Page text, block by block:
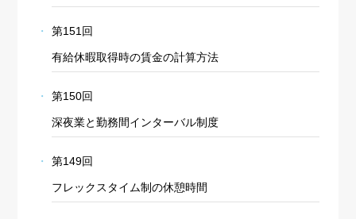
第151回
有給休暇取得時の賃金の計算方法
第150回
深夜業と勤務間インターバル制度
第149回
フレックスタイム制の休憩時間